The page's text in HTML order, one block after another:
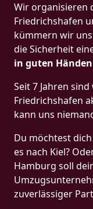
Wir organisieren
Friedrichshafen
kümmern wir
die Sicherheit
in guten
Seit 7 Jahren
Friedrichshafen
kann uns
Du möchtest
es nach Kiel?
Hamburg soll
zuverlässiger